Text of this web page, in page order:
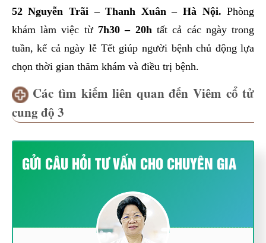
52 Nguyễn Trãi – Thanh Xuân – Hà Nội.Phòng
khám làm việc từ 7h30 – 20htất cả các ngày trong
tuần, kể cả ngày lễ Tết giúp người bệnh chủ động lựa
chọn thời gian thăm khám và điều trị bệnh.
Các tìm kiếm liên quan đến Viêm cổ tử
cung độ 3
GỬI CÂU HỎI TƯ VẤN CHO CHUYÊN GIA